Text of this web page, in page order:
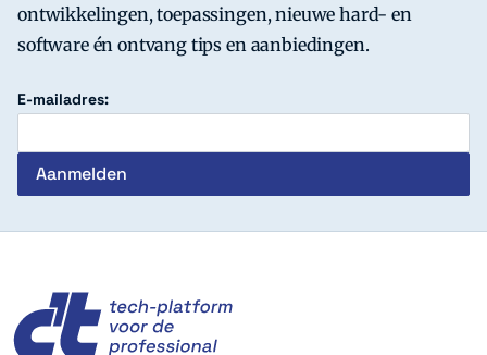
ontwikkelingen, toepassingen, nieuwe hard- en
software én ontvang tips en aanbiedingen.
E-mailadres: